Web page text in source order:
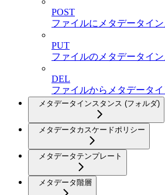
POST
ファイルにメタデータイ
PUT
ファイルのメタデータイ
DEL
ファイルからメタデータ
メタデータインスタンス (フォルダ)
メタデータカスケードポリシー
メタデータテンプレート
メタデータ階層